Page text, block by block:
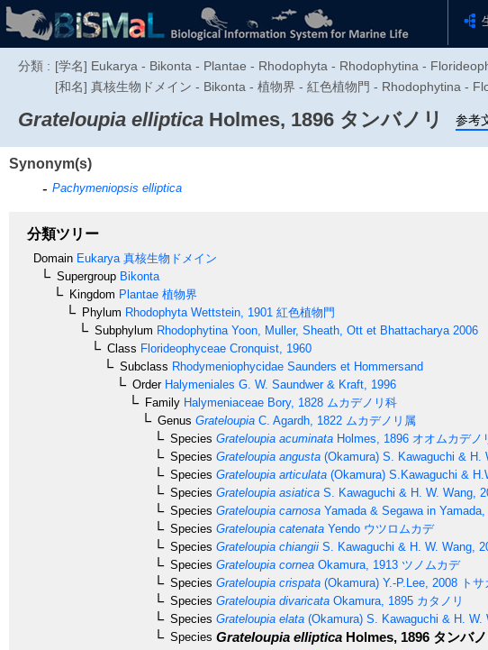
分類 : [学名] Eukarya - Bikonta - Plantae - Rhodophyta - Rhodophytina -
[和名] 真核生物ドメイン - Bikonta - 植物界 - 紅色植物門 - Rhodophytina -
Grateloupia elliptica Holmes, 1896 タンバノリ 参考
Synonym(s)
Pachymeniopsis elliptica
分類ツリー
Domain Eukarya 真核生物ドメイン
Supergroup Bikonta
Kingdom Plantae 植物界
Phylum Rhodophyta Wettstein, 1901 紅色植物門
Subphylum Rhodophytina Yoon, Muller, Sheath, Ott et Bhattacharya 2006
Class Florideophyceae Cronquist, 1960
Subclass Rhodymeniophycidae Saunders et Hommersand
OrderHalymeniales G. W. Saundwer & Kraft, 1996
Family Halymeniaceae Bory, 1828 ムカデノリ科
Genus Grateloupia C. Agardh, 1822 ムカデノリ属
Species Grateloupia acuminata Holmes, 1896 オオムカデノ
Species Grateloupia angusta (Okamura) S. Kawaguchi & H.
Species Grateloupia articulata (Okamura) S.Kawaguchi &
Species Grateloupia asiatica S. Kawaguchi & H. W. Wang,
Species Grateloupia carnosa Yamada & Segawa in Yamada,
Species Grateloupia catenata Yendo ウツロムカデ
Species Grateloupia chiangii S. Kawaguchi & H. W. Wang,
Species Grateloupia cornea Okamura, 1913 ツノムカデ
Species Grateloupia crispata (Okamura) Y.-P.Lee, 2008 ト
Species Grateloupia divaricata Okamura, 1895 カタノリ
Species Grateloupia elata (Okamura) S. Kawaguchi & H. W.
Species Grateloupia elliptica Holmes, 1896 タンバノ